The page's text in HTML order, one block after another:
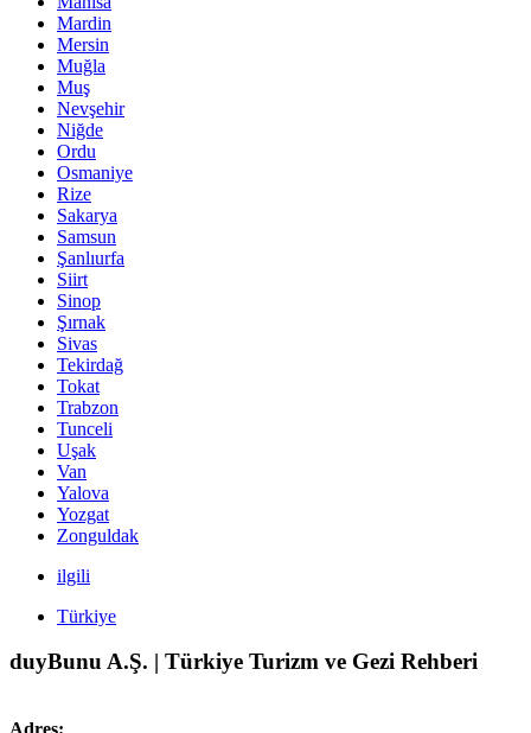
Mardin
Mersin
Muğla
Muş
Nevşehir
Niğde
Ordu
Osmaniye
Rize
Sakarya
Samsun
Şanlıurfa
Siirt
Sinop
Şırnak
Sivas
Tekirdağ
Tokat
Trabzon
Tunceli
Uşak
Van
Yalova
Yozgat
Zonguldak
ilgili
Türkiye
duyBunu A.Ş. | Türkiye Turizm ve Gezi Rehberi